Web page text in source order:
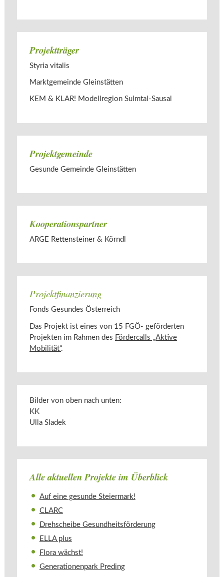
Projektträger
Styria vitalis
Marktgemeinde Gleinstätten
KEM & KLAR! Modellregion Sulmtal-Sausal
Projektgemeinde
Gesunde Gemeinde Gleinstätten
Kooperationspartner
ARGE Rettensteiner & Körndl
Projektfinanzierung
Fonds Gesundes Österreich
Das Projekt ist eines von 15 FGÖ- geförderten
Projekten im Rahmen des Fördercalls „Aktive
Mobilität“.
Bilder von oben nach unten:
KK
Ulla Sladek
Alle aktuellen Projekte im Überblick
Auf eine gesunde Steiermark!
CLARC
Drehscheibe Gesundheitsförderung
ELLA plus
Flora wächst!
Generationenpark Preding